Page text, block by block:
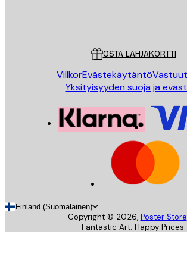
OSTA LAHJAKORTTI
VillkorEvästekäytäntö
Yksityisyyden suoja ja
Finland (Suomalainen)
Copyright © 2026, Poster Store
Fantastic Art. Happy Prices.